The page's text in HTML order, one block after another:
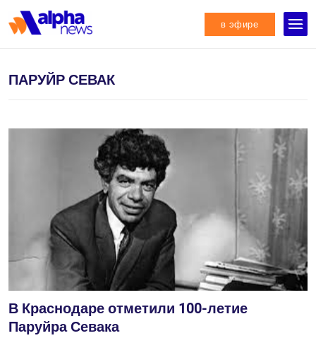
в эфире
ПАРУЙР СЕВАК
В Краснодаре отметили 100-летие
Паруйра Севака